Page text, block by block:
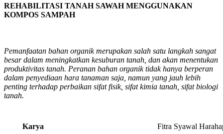
REHABILITASI TANAH SAWAH MENGGUNAKAN
KOMPOS SAMPAH
Pemanfaatan bahan organik merupakan salah satu langkah sangat
besar dalam meningkatkan kesuburan tanah, dan akan menentukan
produktivitas tanah. Peranan bahan organik tidak hanya berperan
dalam penyediaan hara tanaman saja, namun yang jauh lebih
penting terhadap perbaikan sifat fisik, sifat kimia tanah, sifat biologi
tanah.
Karya Fitra Syawal